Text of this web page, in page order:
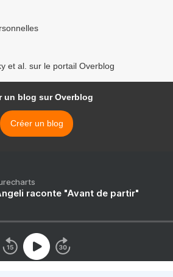
et al. sur le portail Overblog
un blog sur Overblog
Créer un blog
raconte "Avant de partir"